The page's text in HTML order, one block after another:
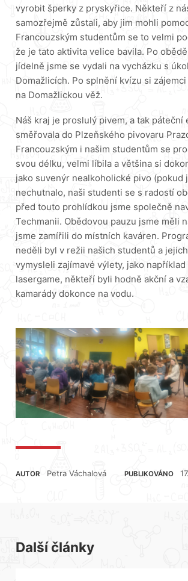
vyrobit šperky z pryskyřice. Někteří z
samozřejmě zůstali, aby jim mohli
Francouzským studentům se to velmi
že je tato aktivita velice bavila. Po
jídelně jsme se vydali na vycházku s
Domažlicích. Po splnění kvízu si
na Domažlickou věž.
Náš kraj je proslulý pivem, a tak páteční
směřovala do Plzeňského pivovaru
Francouzským i našim studentům se
svou délku, velmi líbila a většina si
jako suvenýr nealkoholické pivo (pokud
nechutnalo, naši studenti se s radostí
před touto prohlídkou jsme společně
Techmanii. Obědovou pauzu jsme měli
jsme zamířili do místních kaváren.
neděli byl v režii našich studentů a
vymysleli zajímavé výlety, jako například
lasergame, někteří byli hodně akční a
kamarády dokonce na vodu.
AUTOR Petra Váchalová PUBLIKOVÁNO
Další články